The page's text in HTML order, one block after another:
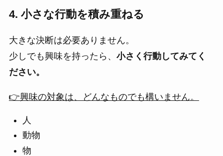
4. 小さな行動を積み重ねる
大きな決断は必要ありません。
少しでも興味を持ったら、 小さく行動してみてく
ださい。
👉興味の対象は、どんなものでも構いません。
人
動物
物